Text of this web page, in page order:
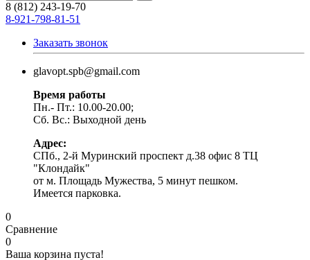
8 (812) 243-19-70
8-921-798-81-51
Заказать звонок
glavopt.spb@gmail.com
Время работы
Пн.- Пт.: 10.00-20.00;
Сб. Вс.: Выходной день
Адрес:
СПб., 2-й Муринский проспект д.38 офис 8 ТЦ
"Клондайк"
от м. Площадь Мужества, 5 минут пешком.
Имеется парковка.
0
Сравнение
0
Ваша корзина пуста!